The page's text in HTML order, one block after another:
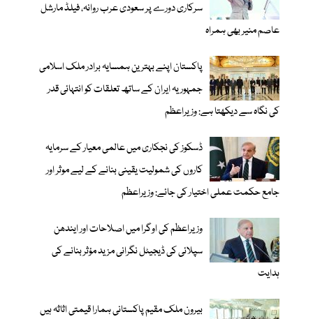
سرکاری دورے پر سعودی عرب روانہ، فیلڈ مارشل
عاصم منیر بھی ہمراہ
پاکستان اپنے بہترین ہمسایہ برادر ملک اسلامی
جمہوریہ ایران کے ساتھ تعلقات کو انتہائی قدر
کی نگاہ سے دیکھتا ہے: وزیراعظم
ڈسکوز کی نجکاری میں عالمی معیار کے سرمایہ
کاروں کی شمولیت یقینی بنانے کے لیے موثر اور
جامع حکمت عملی اختیار کی جائے: وزیراعظم
وزیراعظم کی اوگرا میں اصلاحات اور ایندھن
سپلائی کی ڈیجیٹل نگرانی مزید مؤثر بنانے کی
ہدایت
بیرون ملک مقیم پاکستانی ہمارا قیمتی اثاثہ ہیں